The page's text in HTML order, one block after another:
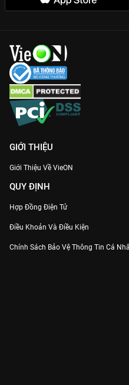
GIỚI THIỆU
Giới Thiệu Về VieON
QUY ĐỊNH
Hợp Đồng Điện Tử
Điều Khoản Và Điều Kiện
Chính Sách Bảo Vệ Thông Tin Cá